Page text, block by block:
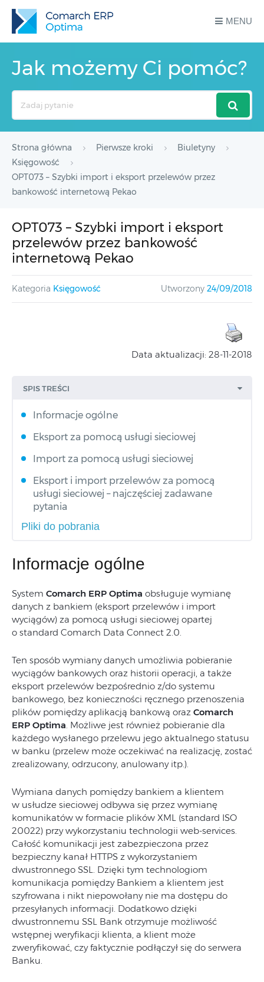
MENU
Jak możemy Ci pomóc?
Strona główna Pierwsze kroki
Biuletyny
Księgowość
OPT073 – Szybki import i eksport przelewów przez
bankowość internetową Pekao
OPT073 – Szybki import i eksport
przelewów przez bankowość
internetową Pekao
Kategoria Księgowość Utworzony 24/09/2018
Data aktualizacji: 28-11-2018
SPIS TREŚCI
Informacje ogólne
Eksport za pomocą usługi sieciowej
Import za pomocą usługi sieciowej
Eksport i import przelewów za pomocą
usługi sieciowej – najczęściej zadawane
pytania
Pliki do pobrania
Informacje ogólne
System Comarch ERP Optima obsługuje wymianę
danych z bankiem (eksport przelewów i import
wyciągów) za pomocą usługi sieciowej opartej
o standard Comarch Data Connect 2.0.
Ten sposób wymiany danych umożliwia pobieranie
wyciągów bankowych oraz historii operacji, a także
eksport przelewów bezpośrednio z/do systemu
bankowego, bez konieczności ręcznego przenoszenia
plików pomiędzy aplikacją bankową oraz Comarch
ERP Optima. Możliwe jest również pobieranie dla
każdego wysłanego przelewu jego aktualnego statusu
w banku (przelew może oczekiwać na realizację, zostać
zrealizowany, odrzucony, anulowany itp.).
Wymiana danych pomiędzy bankiem a klientem
w usłudze sieciowej odbywa się przez wymianę
komunikatów w formacie plików XML (standard ISO
20022) przy wykorzystaniu technologii web-services.
Całość komunikacji jest zabezpieczona przez
bezpieczny kanał HTTPS z wykorzystaniem
dwustronnego SSL. Dzięki tym technologiom
komunikacja pomiędzy Bankiem a klientem jest
szyfrowana i nikt niepowołany nie ma dostępu do
przesyłanych informacji. Dodatkowo dzięki
dwustronnemu SSL Bank otrzymuje możliwość
wstępnej weryfikacji klienta, a klient może
zweryfikować, czy faktycznie podłączył się do serwera
Banku.